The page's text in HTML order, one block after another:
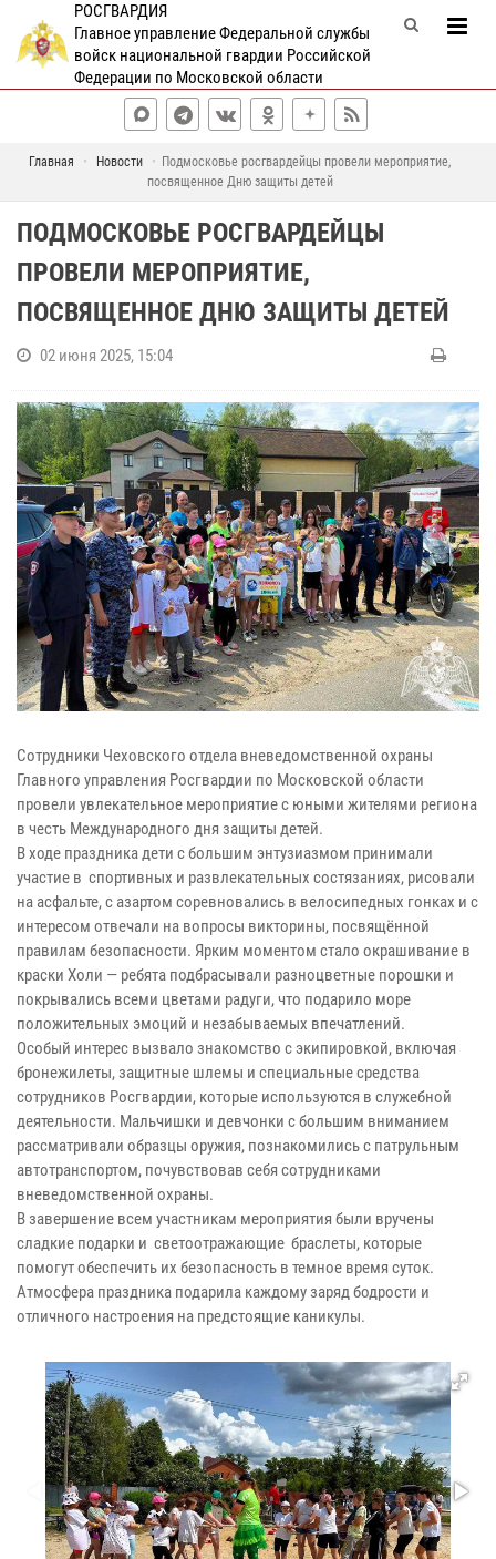
РОСГВАРДИЯ
Главное управление Федеральной службы
войск национальной гвардии Российской
Федерации по Московской области
Главная Новости
Подмосковье росгвардейцы провели мероприятие,
посвященное Дню защиты детей
ПОДМОСКОВЬЕ РОСГВАРДЕЙЦЫ
ПРОВЕЛИ МЕРОПРИЯТИЕ,
ПОСВЯЩЕННОЕ ДНЮ ЗАЩИТЫ ДЕТЕЙ
02 июня 2025, 15:04
Сотрудники Чеховского отдела вневедомственной охраны
Главного управления Росгвардии по Московской области
провели увлекательное мероприятие с юными жителями региона
в честь Международного дня защиты детей.
В ходе праздника дети с большим энтузиазмом принимали
участие в спортивных и развлекательных состязаниях, рисовали
на асфальте, с азартом соревновались в велосипедных гонках и с
интересом отвечали на вопросы викторины, посвящённой
правилам безопасности. Ярким моментом стало окрашивание в
краски Холи — ребята подбрасывали разноцветные порошки и
покрывались всеми цветами радуги, что подарило море
положительных эмоций и незабываемых впечатлений.
Особый интерес вызвало знакомство с экипировкой, включая
бронежилеты, защитные шлемы и специальные средства
сотрудников Росгвардии, которые используются в служебной
деятельности. Мальчишки и девчонки с большим вниманием
рассматривали образцы оружия, познакомились с патрульным
автотранспортом, почувствовав себя сотрудниками
вневедомственной охраны.
В завершение всем участникам мероприятия были вручены
сладкие подарки и светоотражающие браслеты, которые
помогут обеспечить их безопасность в темное время суток.
Атмосфера праздника подарила каждому заряд бодрости и
отличного настроения на предстоящие каникулы.